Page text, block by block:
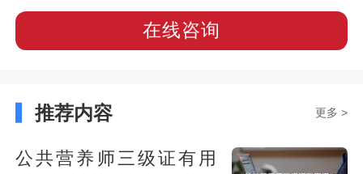
在线咨询
推荐内容 更多 >
公共营养师三级证有用